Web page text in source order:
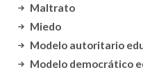
Maltrato
Miedo
Modelo autoritario
Modelo democrático